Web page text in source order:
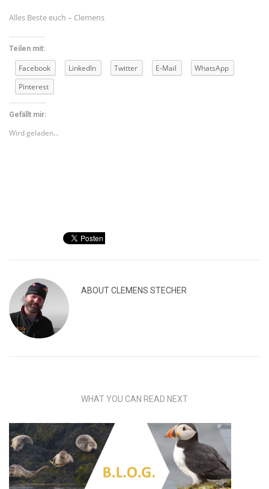
Alles Beste euch – Clemens
Teilen mit:
Facebook LinkedIn Twitter E-Mail
WhatsApp
Pinterest
Gefällt mir:
Wird geladen...
ABOUTCLEMENS STECHER
WHAT YOU CAN READ NEXT